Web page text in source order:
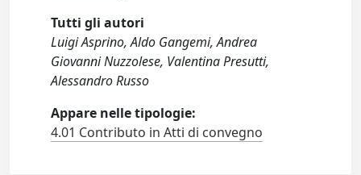
Tutti gli autori
Luigi Asprino, Aldo Gangemi, Andrea
Giovanni Nuzzolese, Valentina Presutti,
Alessandro Russo
Appare nelle tipologie:
4.01 Contributo in Atti di convegno